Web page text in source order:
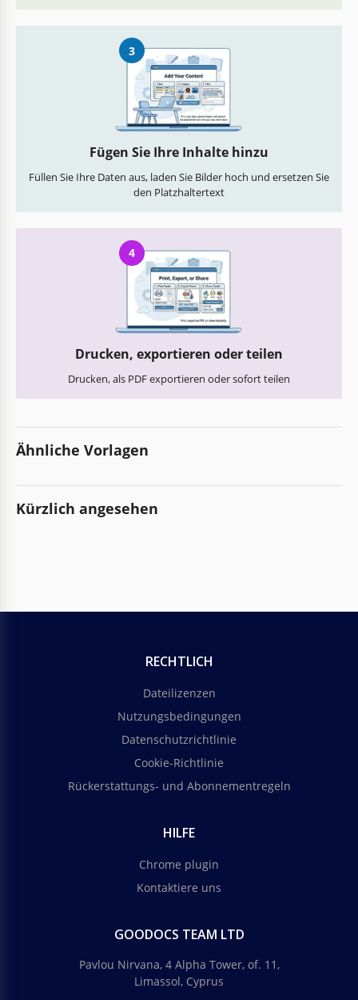
3
Fügen Sie Ihre Inhalte hinzu
Füllen Sie Ihre Daten aus, laden Sie Bilder hoch und ersetzen Sie
den Platzhaltertext
4
Drucken, exportieren oder teilen
Drucken, als PDF exportieren oder sofort teilen
Ähnliche Vorlagen
Kürzlich angesehen
RECHTLICH
Dateilizenzen
Nutzungsbedingungen
Datenschutzrichtlinie
Cookie-Richtlinie
Rückerstattungs- und Abonnementregeln
HILFE
Chrome plugin
Kontaktiere uns
GOODOCS TEAM LTD
Pavlou Nirvana, 4 Alpha Tower, of. 11,
Limassol, Cyprus